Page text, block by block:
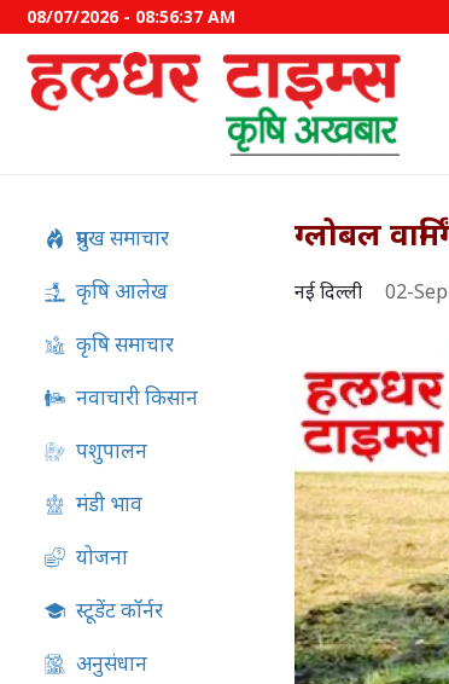
08/07/2026 - 08:56:38 AM
प्रमुख समाचार
कृषि आलेख
कृषि समाचार
नवाचारी किसान
पशुपालन
मंडी भाव
योजना
स्टूडेंट कॉर्नर
अनुसंधान
ग्लोबल
नई दिल्ली 02-
41 जिलों को 8
कंपनी को अधिकतम
PMFBY
06-Aug-2026 12:54 PM